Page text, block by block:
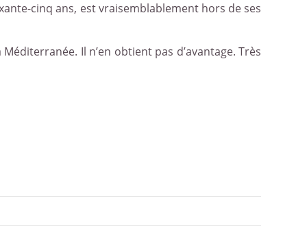
cinq ans, est vraisemblablement hors de ses
Il n’en obtient pas d’avantage. Très